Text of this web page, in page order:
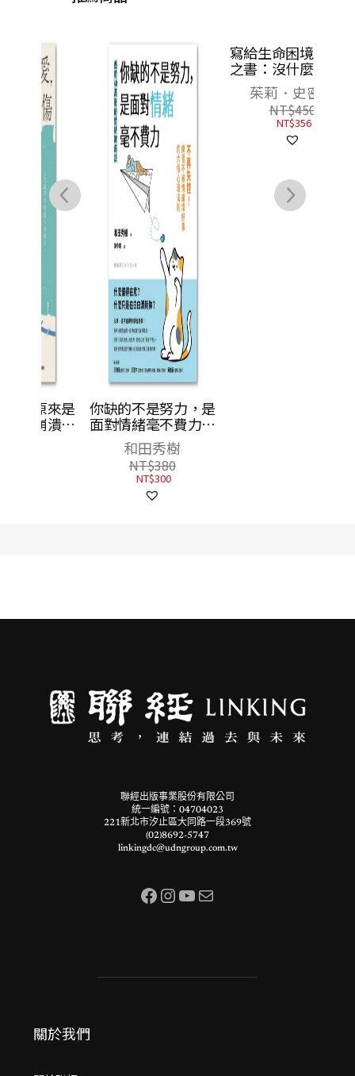
你缺的不是努力，是
面對情緒毫不費力：
不再失控！練習不被
情緒壞好事的六個心
和田秀樹
380
寫給生命困境的解答
之書：沒什麼過不去
聯經出版事業股份有限公司
統一編號：04704023
221新北市汐止區大同路一段369號
(02)8692-5747
linkingdc@udngroup.com.tw
Facebook InstagramYouTube 電子郵件
關於我們